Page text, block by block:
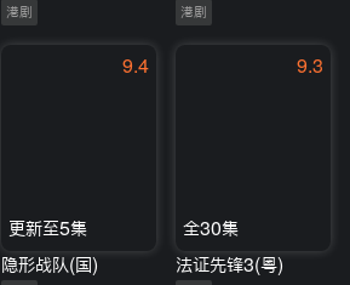
港剧 港剧
9.4
更新至5集
隐形战队(国)
9.3
全30集
法证先锋3(粤)